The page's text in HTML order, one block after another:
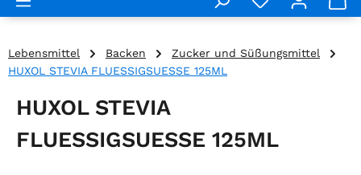
Lebensmittel Backen
Zucker und Süßungsmittel
HUXOL STEVIA FLUESSIGSUESSE 125ML
HUXOL STEVIA
FLUESSIGSUESSE 125ML